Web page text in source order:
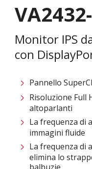
Monitor IPS
con
Pannello
Risoluzione Full
altoparlanti
La frequenza di
immagini fluide
La frequenza di
elimina lo